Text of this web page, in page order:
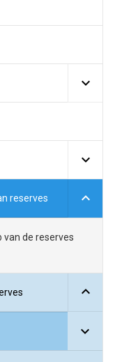
reserves
van de reserves